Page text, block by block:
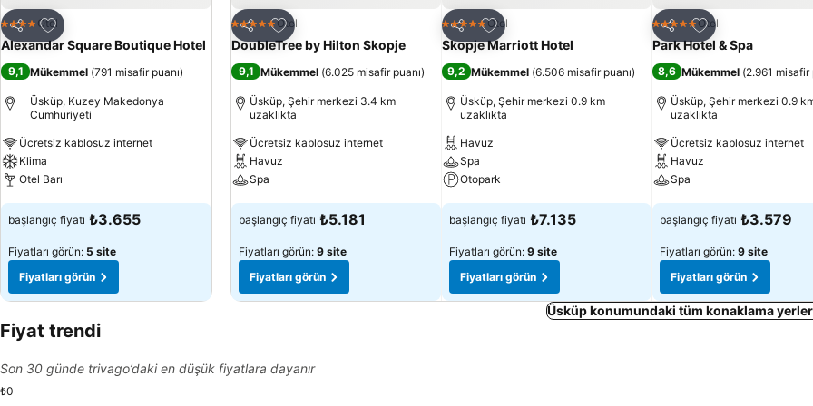
Paylaş
Favorilerime ekle
4 Yıldız Otel
Alexandar Square Boutique Hotel
9,1 Mükemmel (791 misafir puanı)
Üsküp, Kuzey Makedonya
Cumhuriyeti
Ücretsiz kablosuz internet
Klima
Otel Barı
Fiyatları görün
başlangıç fiyatı ₺3.655
Fiyatları görün: 5 site
Fiyatları görün
Paylaş
Favorilerime ekle
5 Yıldız Otel
DoubleTree by Hilton Skopje
9,1 Mükemmel (6.025 misafir puanı)
Üsküp, Şehir merkezi 3.4 km
uzaklıkta
Ücretsiz kablosuz internet
Havuz
Spa
Fiyatları görün
başlangıç fiyatı ₺5.181
Fiyatları görün: 9 site
Fiyatları görün
Paylaş
Favorilerime ekle
5 Yıldız Otel
Skopje Marriott Hotel
9,2 Mükemmel (6.506 misafir puanı)
Üsküp, Şehir merkezi 0.9 km
uzaklıkta
Havuz
Spa
Otopark
Fiyatları görün
başlangıç fiyatı ₺7.135
Fiyatları görün: 9 site
Fiyatları görün
Paylaş
Favorilerime ekle
5 Yıldız Otel
Park Hotel & Spa
8,6 Mükemmel (2.961 misafir
Üsküp, Şehir merkezi 0.9
uzaklıkta
Ücretsiz kablosuz internet
Havuz
Spa
Fiyatları görün
başlangıç fiyatı ₺3.579
Fiyatları görün: 9 site
Fiyatları görün
Üsküp konumundaki tüm konaklama
Fiyat trendi
Son 30 günde trivago’daki en düşük fiyatlara dayanır
₺0